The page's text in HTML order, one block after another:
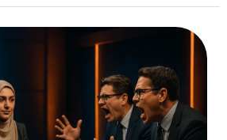
خلافات
في
بين
الواقع
والمأمول